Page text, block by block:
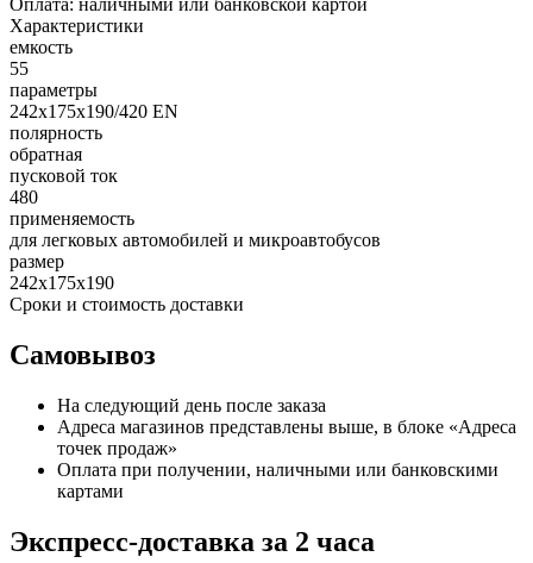
Характеристики
емкость
55
параметры
242х175х190/420 EN
полярность
обратная
пусковой ток
480
применяемость
для легковых автомобилей и микроавтобусов
размер
242х175х190
Сроки и стоимость доставки
Самовывоз
На следующий день после заказа
Адреса магазинов представлены выше, в блоке «Адреса
точек продаж»
Оплата при получении, наличными или банковскими
картами
Экспресс-доставка за 2 часa